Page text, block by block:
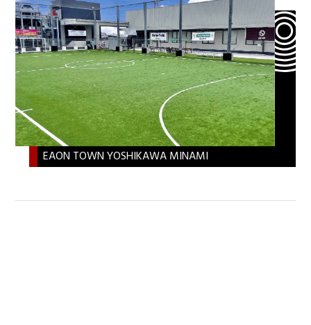
EAON TOWN YOSHIKAWA MINAMI